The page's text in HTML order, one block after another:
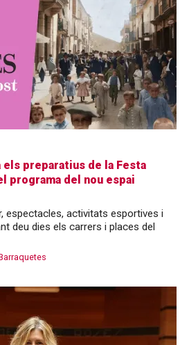
els preparatius de la Festa
programa del nou espai
espectacles, activitats esportives i
deu dies els carrers i places del